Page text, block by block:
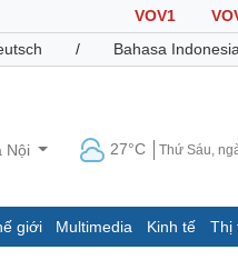
VOV1
/ Bahasa Indonesia
Nội 27°C Thứ Sáu,
giới Multimedia Kinh tế Thị